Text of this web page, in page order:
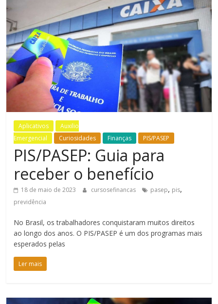
Estar
Aplicativos
Auxilio
Emergencial
Curiosidades Finanças PIS/PASEP
PIS/PASEP: Guia para
receber o benefício
18 de maio de 2023 cursosefinancas pasep, pis,
previdência
No Brasil, os trabalhadores conquistaram muitos direitos
ao longo dos anos. O PIS/PASEP é um dos programas mais
esperados pelas
Ler mais